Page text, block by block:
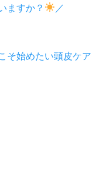
ますか？
／
そ始めたい頭皮ケア